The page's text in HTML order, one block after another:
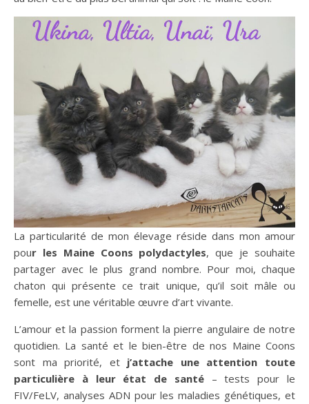
La particularité de mon élevage réside dans mon amour
pour les Maine Coons polydactyles, que je souhaite
partager avec le plus grand nombre. Pour moi, chaque
chaton qui présente ce trait unique, qu’il soit mâle ou
femelle, est une véritable œuvre d’art vivante.
L’amour et la passion forment la pierre angulaire de notre
quotidien. La santé et le bien-être de nos Maine Coons
sont ma priorité, etj’attache une attention toute
particulière à leur état de santé– tests pour le
FIV/FeLV, analyses ADN pour les maladies génétiques, et